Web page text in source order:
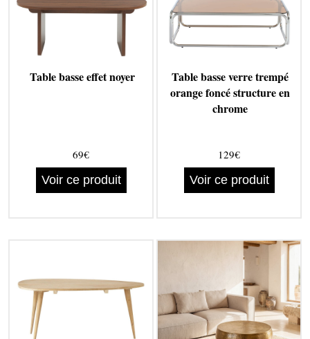
Table basse effet noyer
69€
Voir ce produit
Table basse verre trempé
orange foncé structure en
chrome
129€
Voir ce produit